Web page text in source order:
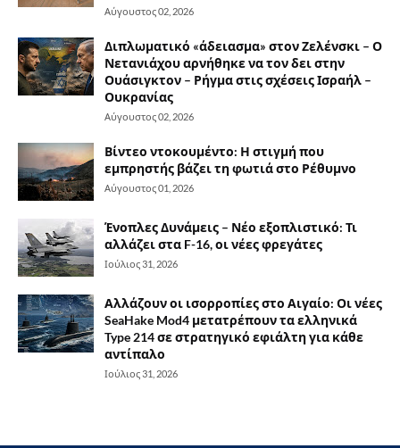
Αύγουστος 02, 2026
Διπλωματικό «άδειασμα» στον Ζελένσκι – Ο
Νετανιάχου αρνήθηκε να τον δει στην
Ουάσιγκτον – Ρήγμα στις σχέσεις Ισραήλ –
Ουκρανίας
Αύγουστος 02, 2026
Βίντεο ντοκουμέντο: Η στιγμή που
εμπρηστής βάζει τη φωτιά στο Ρέθυμνο
Αύγουστος 01, 2026
Ένοπλες Δυνάμεις – Νέο εξοπλιστικό: Τι
αλλάζει στα F-16, οι νέες φρεγάτες
Ιούλιος 31, 2026
Αλλάζουν οι ισορροπίες στο Αιγαίο: Οι νέες
SeaHake Mod4 μετατρέπουν τα ελληνικά
Type 214 σε στρατηγικό εφιάλτη για κάθε
αντίπαλο
Ιούλιος 31, 2026